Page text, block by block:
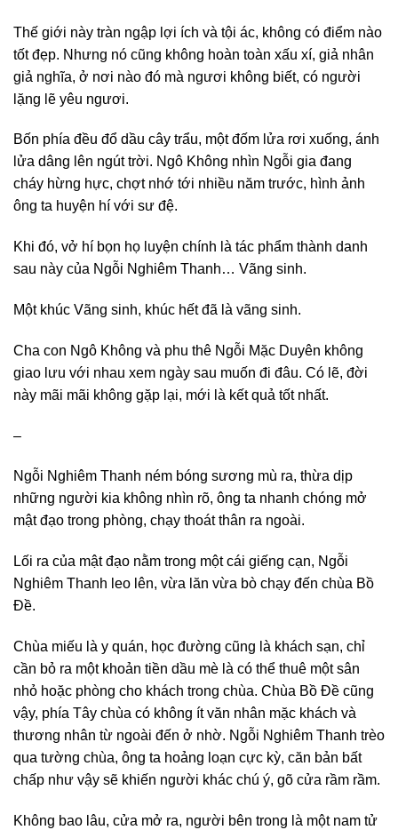
Thế giới này tràn ngập lợi ích và tội ác, không có điểm nào
tốt đẹp. Nhưng nó cũng không hoàn toàn xấu xí, giả nhân
giả nghĩa, ở nơi nào đó mà ngươi không biết, có người
lặng lẽ yêu ngươi.
Bốn phía đều đổ dầu cây trẩu, một đốm lửa rơi xuống, ánh
lửa dâng lên ngút trời. Ngô Không nhìn Ngỗi gia đang
cháy hừng hực, chợt nhớ tới nhiều năm trước, hình ảnh
ông ta huyện hí với sư đệ.
Khi đó, vở hí bọn họ luyện chính là tác phẩm thành danh
sau này của Ngỗi Nghiêm Thanh… Vãng sinh.
Một khúc Vãng sinh, khúc hết đã là vãng sinh.
Cha con Ngô Không và phu thê Ngỗi Mặc Duyên không
giao lưu với nhau xem ngày sau muốn đi đâu. Có lẽ, đời
này mãi mãi không gặp lại, mới là kết quả tốt nhất.
–
Ngỗi Nghiêm Thanh ném bóng sương mù ra, thừa dịp
những người kia không nhìn rõ, ông ta nhanh chóng mở
mật đạo trong phòng, chạy thoát thân ra ngoài.
Lối ra của mật đạo nằm trong một cái giếng cạn, Ngỗi
Nghiêm Thanh leo lên, vừa lăn vừa bò chạy đến chùa Bồ
Đề.
Chùa miếu là y quán, học đường cũng là khách sạn, chỉ
cần bỏ ra một khoản tiền dầu mè là có thể thuê một sân
nhỏ hoặc phòng cho khách trong chùa. Chùa Bồ Đề cũng
vậy, phía Tây chùa có không ít văn nhân mặc khách và
thương nhân từ ngoài đến ở nhờ. Ngỗi Nghiêm Thanh trèo
qua tường chùa, ông ta hoảng loạn cực kỳ, căn bản bất
chấp như vậy sẽ khiến người khác chú ý, gõ cửa rầm rầm.
Không bao lâu, cửa mở ra, người bên trong là một nam tử